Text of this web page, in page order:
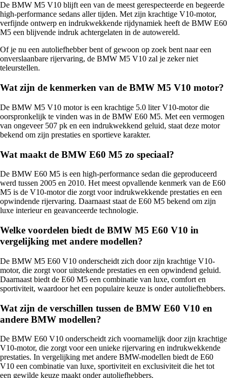
De BMW M5 V10 blijft een van de meest gerespecteerde en begeerde
high-performance sedans aller tijden. Met zijn krachtige V10-motor,
verfijnde ontwerp en indrukwekkende rijdynamiek heeft de BMW E60
M5 een blijvende indruk achtergelaten in de autowereld.
Of je nu een autoliefhebber bent of gewoon op zoek bent naar een
onverslaanbare rijervaring, de BMW M5 V10 zal je zeker niet
teleurstellen.
Wat zijn de kenmerken van de BMW M5 V10 motor?
De BMW M5 V10 motor is een krachtige 5.0 liter V10-motor die
oorspronkelijk te vinden was in de BMW E60 M5. Met een vermogen
van ongeveer 507 pk en een indrukwekkend geluid, staat deze motor
bekend om zijn prestaties en sportieve karakter.
Wat maakt de BMW E60 M5 zo speciaal?
De BMW E60 M5 is een high-performance sedan die geproduceerd
werd tussen 2005 en 2010. Het meest opvallende kenmerk van de E60
M5 is de V10-motor die zorgt voor indrukwekkende prestaties en een
opwindende rijervaring. Daarnaast staat de E60 M5 bekend om zijn
luxe interieur en geavanceerde technologie.
Welke voordelen biedt de BMW M5 E60 V10 in
vergelijking met andere modellen?
De BMW M5 E60 V10 onderscheidt zich door zijn krachtige V10-
motor, die zorgt voor uitstekende prestaties en een opwindend geluid.
Daarnaast biedt de E60 M5 een combinatie van luxe, comfort en
sportiviteit, waardoor het een populaire keuze is onder autoliefhebbers.
Wat zijn de verschillen tussen de BMW E60 V10 en
andere BMW modellen?
De BMW E60 V10 onderscheidt zich voornamelijk door zijn krachtige
V10-motor, die zorgt voor een unieke rijervaring en indrukwekkende
prestaties. In vergelijking met andere BMW-modellen biedt de E60
V10 een combinatie van luxe, sportiviteit en exclusiviteit die het tot
een gewilde keuze maakt onder autoliefhebbers.